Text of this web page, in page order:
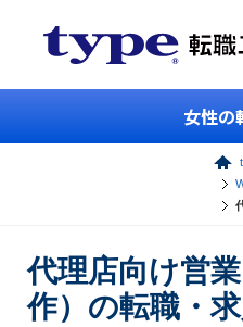
女性の
代理店向け営
作）の転職・